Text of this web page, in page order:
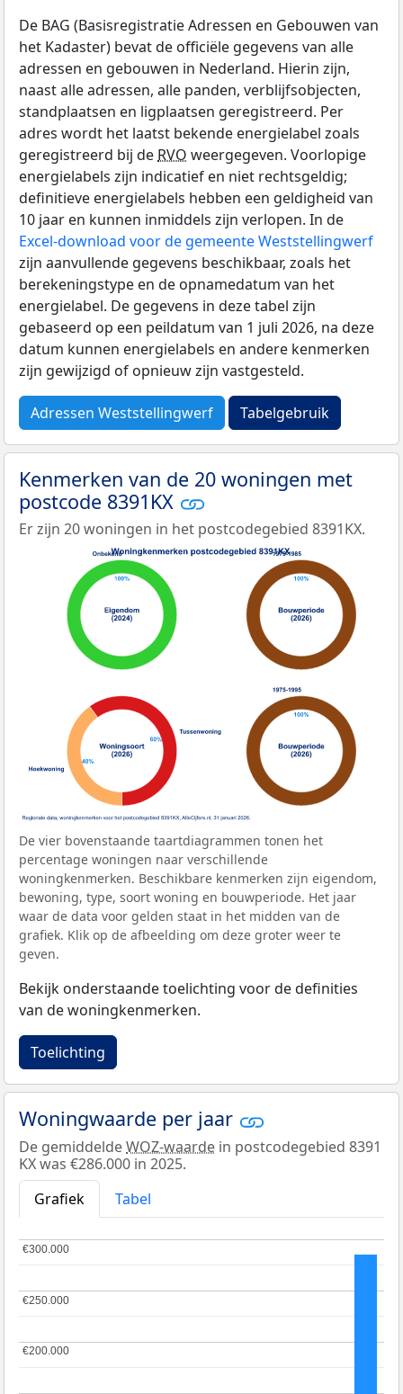
De BAG (Basisregistratie Adressen en Gebouwen van
het Kadaster) bevat de officiële gegevens van alle
adressen en gebouwen in Nederland. Hierin zijn,
naast alle adressen, alle panden, verblijfsobjecten,
standplaatsen en ligplaatsen geregistreerd. Per
adres wordt het laatst bekende energielabel zoals
geregistreerd bij de RVO weergegeven. Voorlopige
energielabels zijn indicatief en niet rechtsgeldig;
definitieve energielabels hebben een geldigheid van
10 jaar en kunnen inmiddels zijn verlopen. In de
Excel-download voor de gemeente Weststellingwerf
zijn aanvullende gegevens beschikbaar, zoals het
berekeningstype en de opnamedatum van het
energielabel. De gegevens in deze tabel zijn
gebaseerd op een peildatum van 1 juli 2026, na deze
datum kunnen energielabels en andere kenmerken
zijn gewijzigd of opnieuw zijn vastgesteld.
Adressen Weststellingwerf Tabelgebruik
Kenmerken van de 20 woningen met
postcode 8391KX
Er zijn 20 woningen in het postcodegebied 8391KX.
De vier bovenstaande taartdiagrammen tonen het
percentage woningen naar verschillende
woningkenmerken. Beschikbare kenmerken zijn eigendom,
bewoning, type, soort woning en bouwperiode. Het jaar
waar de data voor gelden staat in het midden van de
grafiek. Klik op de afbeelding om deze groter weer te
geven.
Bekijk onderstaande toelichting voor de definities
van de woningkenmerken.
Toelichting
Woningwaarde per jaar
De gemiddeldeWOZ-waarde in postcodegebied 8391
KX was €286.000 in 2025.
Grafiek
Tabel
€200.000
€200.000
€250.000
€250.000
€300.000
€300.000